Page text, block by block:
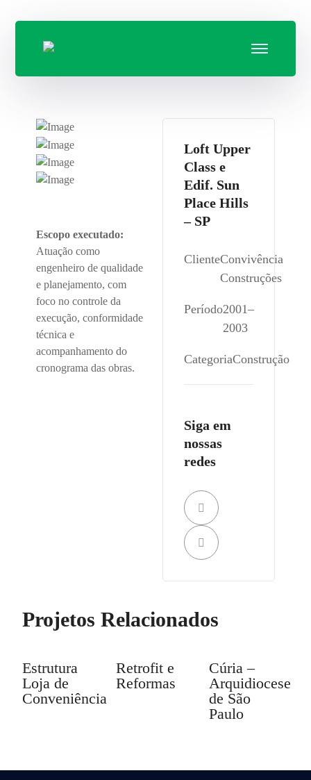
Escopo executado:
Atuação como
engenheiro de qualidade
e planejamento, com
foco no controle da
execução, conformidade
técnica e
acompanhamento do
cronograma das obras.
Loft Upper
Class e
Edif. Sun
Place Hills
– SP
ClienteConvivência
Construções
Período2001–
2003
CategoriaConstrução
Siga em
nossas
redes
Projetos Relacionados
Estrutura
Loja de
Conveniência
Retrofit e
Reformas
Cúria –
Arquidiocese
de São
Paulo